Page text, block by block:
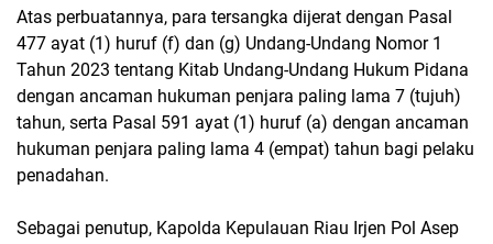
Atas perbuatannya, para tersangka dijerat dengan Pasal
477 ayat (1) huruf (f) dan (g) Undang-Undang Nomor 1
Tahun 2023 tentang Kitab Undang-Undang Hukum Pidana
dengan ancaman hukuman penjara paling lama 7 (tujuh)
tahun, serta Pasal 591 ayat (1) huruf (a) dengan ancaman
hukuman penjara paling lama 4 (empat) tahun bagi pelaku
penadahan.
Sebagai penutup, Kapolda Kepulauan Riau Irjen Pol Asep